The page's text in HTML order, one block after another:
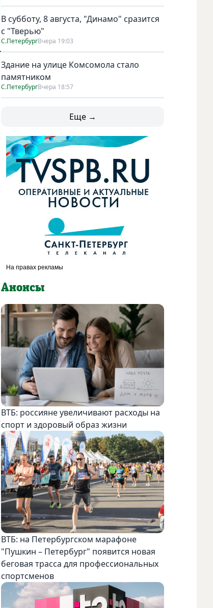
В субботу, 8 августа, "Динамо" сразится
с "Тверью"
С.ПетербургВчера 19:03
Здание на улице Комсомола стало
памятником
С.ПетербургВчера 18:57
Еще →
Анонсы
ВТБ: россияне увеличивают расходы на
спорт и здоровый образ жизни
ВТБ: на Петербургском марафоне
"Пушкин – Петербург" появится новая
беговая трасса для профессиональных
спортсменов